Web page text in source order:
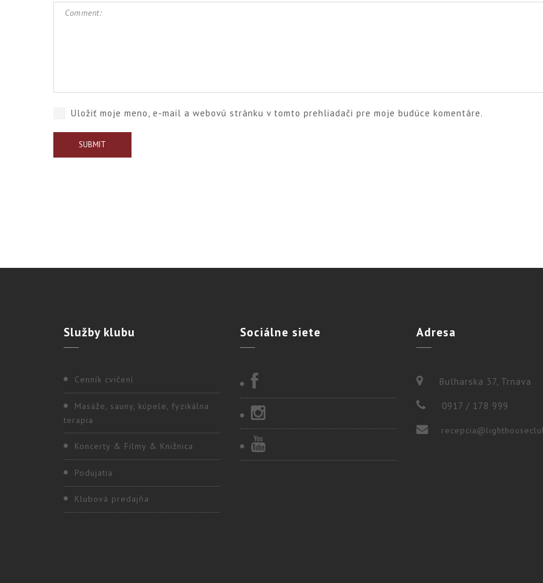
Uložiť moje meno, e-mail a webovú stránku v tomto prehliadači pre moje budúce komentáre.
Službyklubu
Cenník cvičení
Masáže, sauny, kúpele, fyzikálna
terapia
Koncerty & Filmy & Knižnica
Podujatia
Klubová predajňa
Sociálne siete Adresa
Bulharska 37, Trnava
0917 / 178 999